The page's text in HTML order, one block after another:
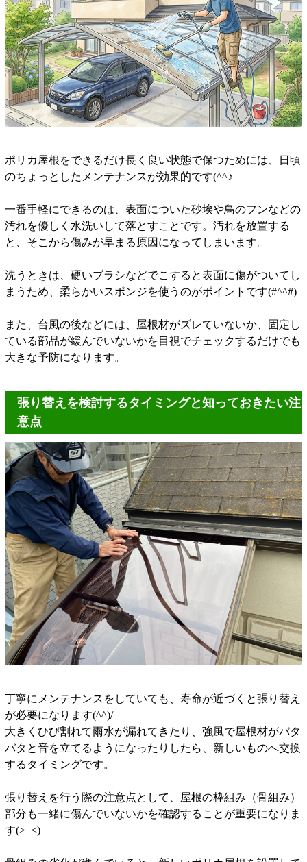
ポリカ屋根をできるだけ長く良い状態で保つためには、日頃
のちょっとしたメンテナンスが効果的です(^^♪
一番手軽にできるのは、表面についた砂埃や鳥のフンなどの
汚れを優しく水洗いして落とすことです。汚れを放置する
と、そこから傷みが早まる原因になってしまいます。
洗うときは、硬いブラシなどでこすると表面に傷がついてし
まうため、柔らかいスポンジを使うのがポイントです(#^^#)
また、台風の後などには、屋根材がズレていないか、固定し
ている部品が緩んでいないかを目視でチェックするだけでも
大きな予防になります。
張り替えを検討するタイミングと知っておきたい注
意点
丁寧にメンテナンスをしていても、寿命が近づくと張り替え
が必要になります(^^)/
大きくひび割れて雨水が漏れてきたり、強風で屋根材がバタ
バタと音を立てるようになったりしたら、新しいものへ交換
するタイミングです。
張り替えを行う際の注意点として、屋根の枠組み（骨組み）
部分も一緒に傷んでいないかを確認することが重要になりま
す(>_<)